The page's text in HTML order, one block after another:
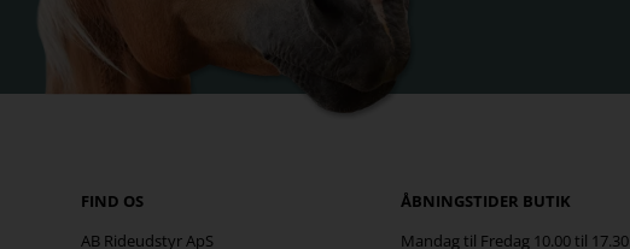
FIND OS
AB Rideudstyr ApS
ÅBNINGSTIDER BUTIK
Mandag til Fredag 10.00 til 17.30